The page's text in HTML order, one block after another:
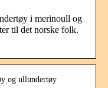
i merinoull og
til det norske folk.
og ullundertøy